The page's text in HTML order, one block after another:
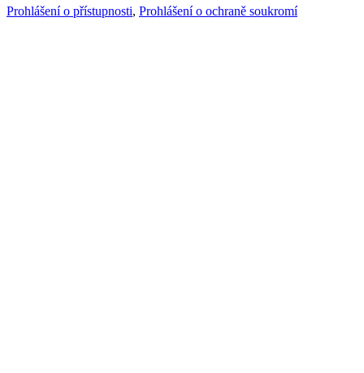
Prohlášení o přístupnosti, Prohlášení o ochraně soukromí